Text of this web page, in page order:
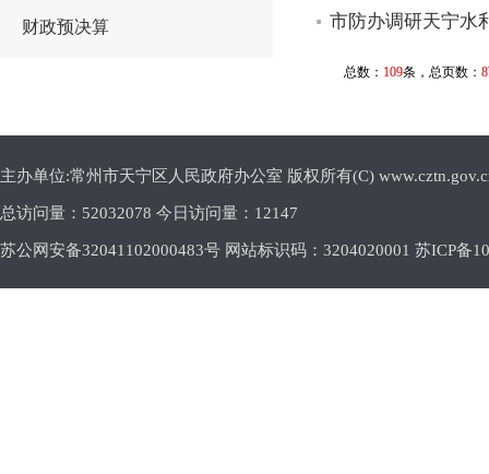
财政预决算 市防办调研天宁水
总数： 109条，总页数： 8
主办单位:常州市天宁区人民政府办公室 版权所有(C)
总访问量： 52032078 今日访问量： 12147
苏公网安备32041102000483号 网站标识码：3204020001 苏ICP备